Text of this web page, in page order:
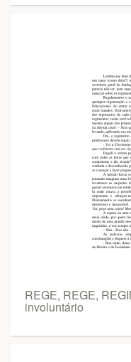
REGE, REGE,
involuntário